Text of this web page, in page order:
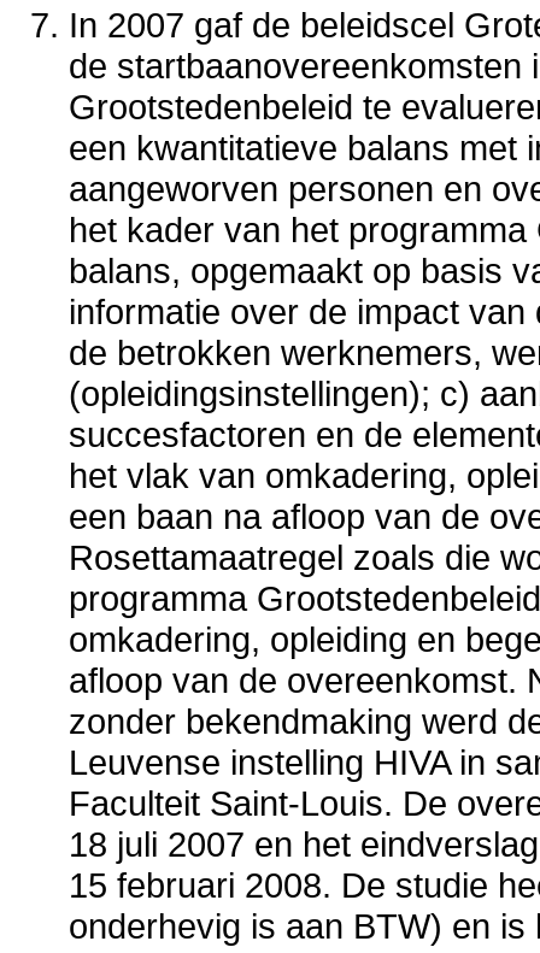
In 2007 gaf de beleidscel
de startbaanovereenkomsten
Grootstedenbeleid te
een kwantitatieve balans met
aangeworven personen en
het kader van het
balans, opgemaakt op basis
informatie over de impact
de betrokken werknemers,
(opleidingsinstellingen); c)
succesfactoren en de
het vlak van omkadering,
een baan na afloop van de
Rosettamaatregel zoals die
programma
omkadering, opleiding en
afloop van de overeenkomst.
zonder bekendmaking werd
Leuvense instelling HIVA in
Faculteit Saint-Louis. De
18 juli 2007 en het
15 februari 2008. De studie
onderhevig is aan BTW) en